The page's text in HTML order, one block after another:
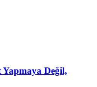
Değil,